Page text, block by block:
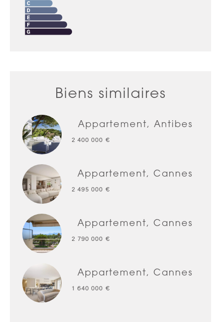
Biens similaires
Appartement, Antibes
2 400 000 €
Appartement, Cannes
2 495 000 €
Appartement, Cannes
2 790 000 €
Appartement, Cannes
1 640 000 €